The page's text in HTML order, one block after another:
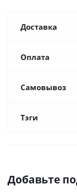
Доставка
Оплата
Самовывоз
Тэги
Добавьте